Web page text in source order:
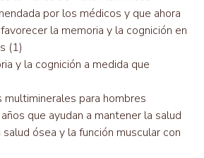
por los médicos y que ahora
la memoria y la cognición en
(1)
y la cognición a medida que
multiminerales para hombres
que ayudan a mantener la salud
salud ósea y la función muscular con